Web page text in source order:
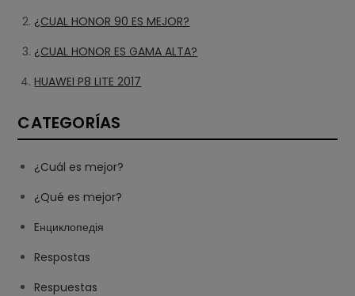
¿CUAL HONOR 90 ES MEJOR?
¿CUAL HONOR ES GAMA ALTA?
HUAWEI P8 LITE 2017
CATEGORÍAS
¿Cuál es mejor?
¿Qué es mejor?
Eнциклопедія
Respostas
Respuestas